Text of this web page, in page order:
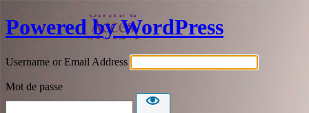
Powered by WordPress
Username or Email Address
Mot de passe